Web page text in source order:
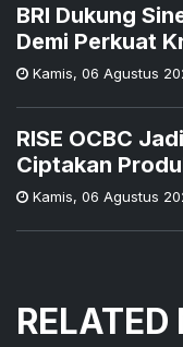
BRI Dukung
Demi Perkuat
Kamis, 06 Agustus
RISE OCBC
Ciptakan
Kamis, 06 Agustus
RELATED